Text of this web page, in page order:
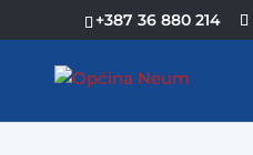
+387 36 880 214